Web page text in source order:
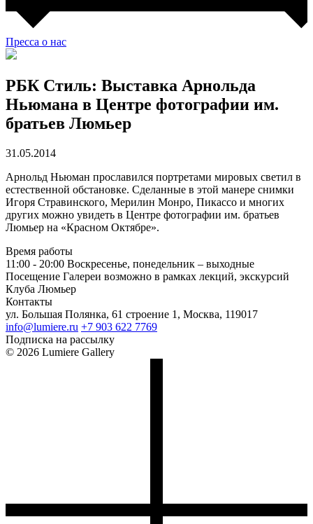
Пресса о нас
РБК Стиль: Выставка Арнольда
Ньюмана в Центре фотографии им.
братьев Люмьер
31.05.2014
Арнольд Ньюман прославился портретами мировых светил в
естественной обстановке. Сделанные в этой манере снимки
Игоря Стравинского, Мерилин Монро, Пикассо и многих
других можно увидеть в Центре фотографии им. братьев
Люмьер на «Красном Октябре».
Время работы
11:00 - 20:00 Воскресенье, понедельник – выходные
Посещение Галереи возможно в рамках лекций, экскурсий
Клуба Люмьер
Контакты
ул. Большая Полянка, 61 строение 1, Москва, 119017
info@lumiere.ru +7 903 622 7769
Подписка на рассылку
© 2026 Lumiere Gallery